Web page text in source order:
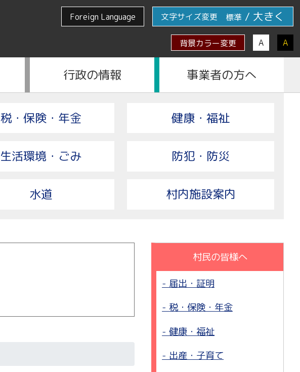
Foreign Language 文字サイズ変更 標準 / 大きく
背景カラー変更 A A
行政の情報 事業者の方へ
税・保険・年金 健康・福祉
生活環境・ごみ 防犯・防災
水道 村内施設案内
村民の皆様へ
届出・証明
税・保険・年金
健康・福祉
出産・子育て